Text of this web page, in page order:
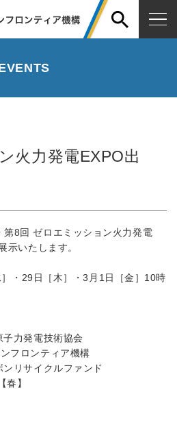
火力発電EXPO出
8回 ゼロエミッション火力発電
示いたします。
・29日［木］・3月1日［金］10時
力発電技術協会
フロンティア機構
サイクルファンド
春】